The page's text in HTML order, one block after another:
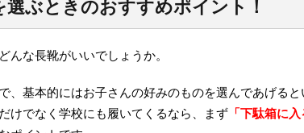
選ぶときのおすすめポイント！
んな長靴がいいでしょうか。
、基本的にはお子さんの好みのものを選んであげると
けでなく学校にも履いてくるなら、まず 「下駄箱に